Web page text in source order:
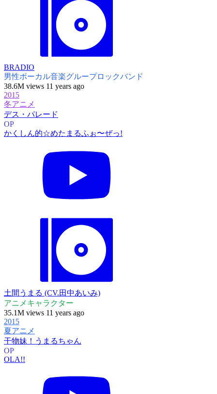
BRADIO
男性ボーカル音楽グループロックバンド
38.6M views 11 years ago
2015
冬アニメ
デス・パレード
OP
かくしん的☆めたまるふぉ〜ぜっ!
土間うまる (CV.田中あいみ)
アニメキャラクター
35.1M views 11 years ago
2015
夏アニメ
干物妹！うまるちゃん
OP
OLA!!